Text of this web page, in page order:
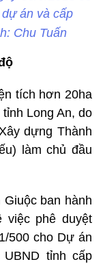
án và cấp
Chu Tuấn
tích hơn 20ha
Long An, do
dựng Thành
làm chủ đầu
Giuộc ban hành
việc phê duyệt
500 cho Dự án
tỉnh cấp